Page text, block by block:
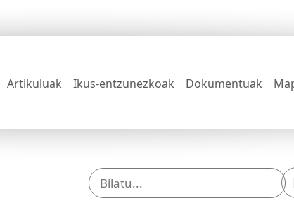
Artikuluak Ikus-entzunezkoak Dokumentuak